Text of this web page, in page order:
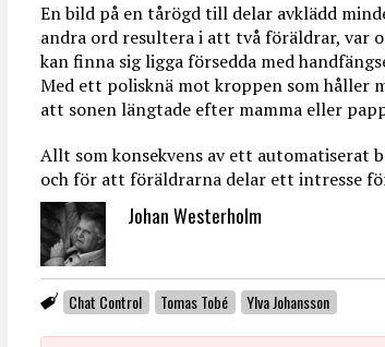
En bild på en tårögd till delar avklädd
andra ord resultera i att två föräldrar, var
kan finna sig ligga försedda med
Med ett polisknä mot kroppen som håller
att sonen längtade efter mamma eller
Allt som konsekvens av ett automatiserat
och för att föräldrarna delar ett intresse
Johan Westerholm
Chat Control Tomas Tobé Ylva Johansson